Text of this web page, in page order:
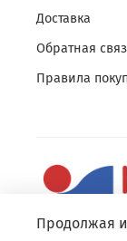
Доставка
Обратная
Правила
Продолжая